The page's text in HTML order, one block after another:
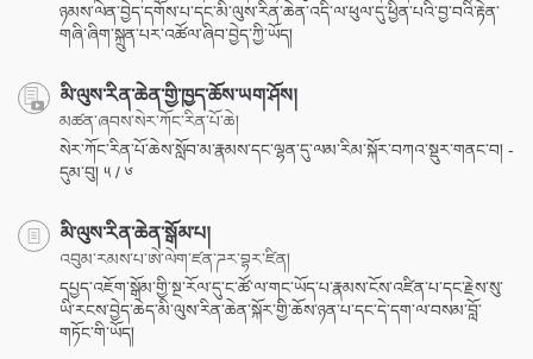
ཉམས་ལེན་བྱེད་དགོས་པ་དང་མི་ལུས་རིན་ཆེན་འདི་ལ་ཕུལ་དུ་ཕྱིན་པའི་བྱ་བའི་རྟེན་
གཞི་ཞིག་སྐྲུན་པར་འཚོལ་ཞིབ་བྱེད་ཀྱི་ཡོད།
མི་ལུས་རིན་ཆེན་གྱི་ཁྱད་ཆོས་ཡག་ཤོས།
མཚན་ཞབས་སེར་ཀོང་རིན་པོ་ཆེ།
སེར་ཀོང་རིན་པོ་ཆེས་སློབ་མ་རྣམས་དང་ལྷན་དུ་ལམ་རིམ་སྐོར་བཀའ་སྡུར་གནང་བ། -
དུམ་བུ། ༥ / ༦
མི་ལུས་རིན་ཆེན་སྒོམ་པ།
འབུམ་རམས་པ་ཨེ་ལེག་ཛན་ཌར་བྷར་ཛིན།
དཔྱད་འཇོག་སྒོམ་གྱི་སྔ་རོལ་དུ་ང་ཚོ་ལ་གང་ཡོད་པ་རྣམས་ངོས་འཛིན་པ་དང་རྗེས་སུ་
ཡི་རངས་བྱེད་ཆེད་མི་ལུས་རིན་ཆེན་སྐོར་གྱི་ཆོས་ཉན་པ་དང་དེ་དག་ལ་བསམ་བློ་
གཏོང་གི་ཡོད།